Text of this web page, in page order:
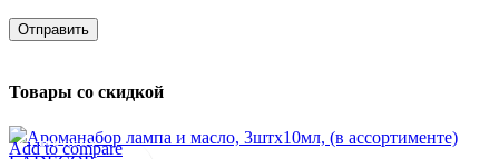
Товары со скидкой
СУПЕР-ЦЕНА
Add to compare